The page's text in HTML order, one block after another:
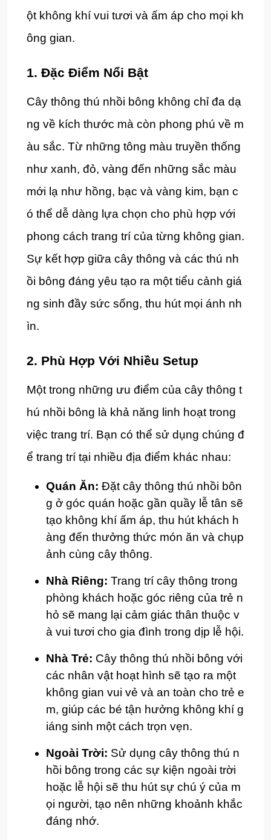
ột không khí vui tươi và ấm áp cho mọi kh
ông gian.
1. Đặc Điểm Nổi Bật
Cây thông thú nhồi bông không chỉ đa dạ
ng về kích thước mà còn phong phú về m
àu sắc. Từ những tông màu truyền thống
như xanh, đỏ, vàng đến những sắc màu
mới lạ như hồng, bạc và vàng kim, bạn c
ó thể dễ dàng lựa chọn cho phù hợp với
phong cách trang trí của từng không gian.
Sự kết hợp giữa cây thông và các thú nh
ồi bông đáng yêu tạo ra một tiểu cảnh giá
ng sinh đầy sức sống, thu hút mọi ánh nh
ìn.
2. Phù Hợp Với Nhiều Setup
Một trong những ưu điểm của cây thông t
hú nhồi bông là khả năng linh hoạt trong
việc trang trí. Bạn có thể sử dụng chúng đ
ể trang trí tại nhiều địa điểm khác nhau:
Quán Ăn: Đặt cây thông thú nhồi bôn
g ở góc quán hoặc gần quầy lễ tân sẽ
tạo không khí ấm áp, thu hút khách h
àng đến thưởng thức món ăn và chụp
ảnh cùng cây thông.
Nhà Riêng: Trang trí cây thông trong
phòng khách hoặc góc riêng của trẻ n
hỏ sẽ mang lại cảm giác thân thuộc v
à vui tươi cho gia đình trong dịp lễ hội.
Nhà Trẻ: Cây thông thú nhồi bông với
các nhân vật hoạt hình sẽ tạo ra một
không gian vui vẻ và an toàn cho trẻ e
m, giúp các bé tận hưởng không khí g
iáng sinh một cách trọn vẹn.
Ngoài Trời: Sử dụng cây thông thú n
hồi bông trong các sự kiện ngoài trời
hoặc lễ hội sẽ thu hút sự chú ý của m
ọi người, tạo nên những khoảnh khắc
đáng nhớ.